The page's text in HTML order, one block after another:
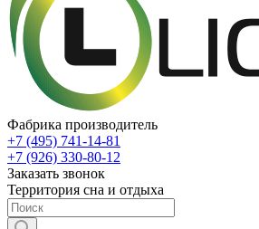
Фабрика производитель
+7 (495) 741-14-81
+7 (926) 330-80-12
Заказать звонок
Территория сна и отдыха